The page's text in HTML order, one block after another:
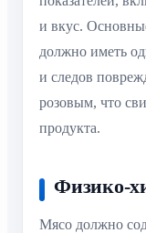
и вкус.
должно иметь
и следов
розовым, что
продукта.
Физико-
Мясо должно